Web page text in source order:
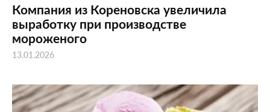
Компания из Кореновска увеличила
выработку при производстве
мороженого
13.01.2026